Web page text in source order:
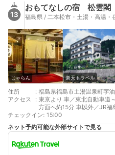
13
おもてなしの宿 松雲閣
福島県 / 二本松市・土湯・高湯・
じゃらん 楽天トラベル
住所 : 福島県福島市土湯温泉町字
アクセス
: 東京より 車／東北自動車道
方面へ約15分 車以外／JR
最寄り駅１ 福島
補足 車／無料駐車場30台収
チェックイン: 15:00
ネット予約可能な外部サイトで見る